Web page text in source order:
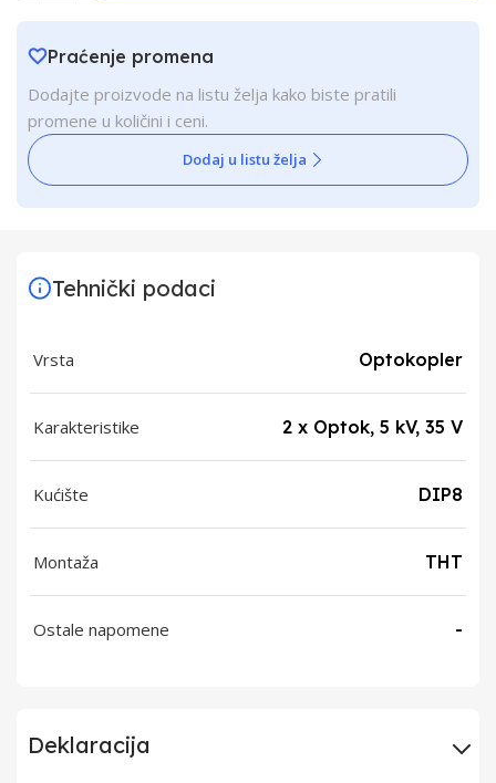
Praćenje promena
Dodajte proizvode na listu želja kako biste pratili
promene u količini i ceni.
Dodaj u listu želja
Tehnički podaci
Vrsta Optokopler
Karakteristike 2 x Optok, 5 kV, 35 V
Kućište DIP8
Montaža THT
Ostale napomene -
Deklaracija